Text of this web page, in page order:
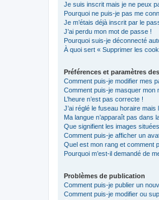
Je suis inscrit mais je ne peux
Pourquoi ne puis-je pas me
Je m’étais déjà inscrit par le
J’ai perdu mon mot de passe !
Pourquoi suis-je déconnecté
À quoi sert « Supprimer les
Préférences et paramètres
Comment puis-je modifier mes
Comment puis-je masquer mon
L’heure n’est pas correcte !
J’ai réglé le fuseau horaire mais
Ma langue n’apparaît pas dans
Que signifient les images
Comment puis-je afficher un
Quel est mon rang et comment
Pourquoi m’est-il demandé de
Problèmes de publication
Comment puis-je publier un
Comment puis-je modifier ou